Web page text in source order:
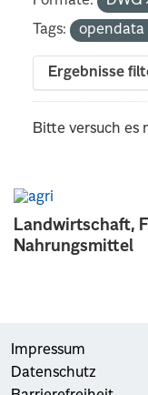
Landwirtschaft,
Nahrungsmittel
Tags:
opendata
Ergebnisse
Bitte versuch es
Impressum
Datenschutz